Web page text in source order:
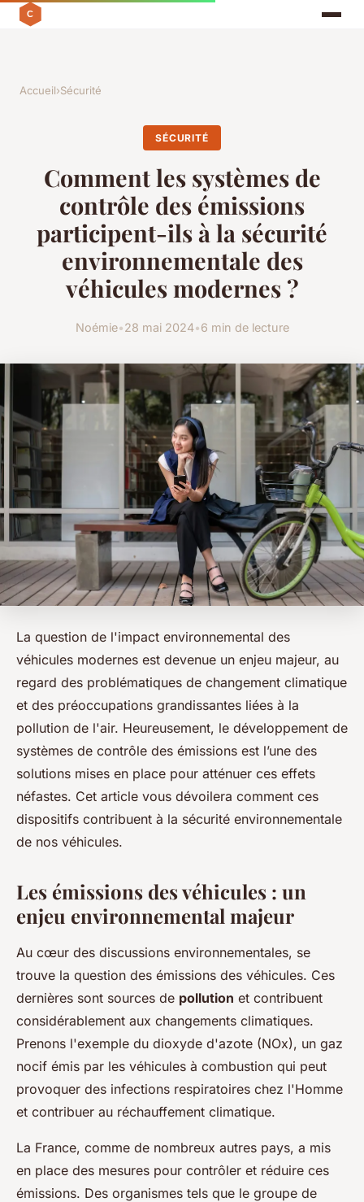
Accueil›Sécurité
SÉCURITÉ
Comment les systèmes de
contrôle des émissions
participent-ils à la sécurité
environnementale des
véhicules modernes ?
Noémie•28 mai 2024•6 min de lecture
La question de l'impact environnemental des
véhicules modernes est devenue un enjeu majeur, au
regard des problématiques de changement climatique
et des préoccupations grandissantes liées à la
pollution de l'air. Heureusement, le développement de
systèmes de contrôle des émissions est l’une des
solutions mises en place pour atténuer ces effets
néfastes. Cet article vous dévoilera comment ces
dispositifs contribuent à la sécurité environnementale
de nos véhicules.
Les émissions des véhicules : un
enjeu environnemental majeur
Au cœur des discussions environnementales, se
trouve la question des émissions des véhicules. Ces
dernières sont sources de pollution et contribuent
considérablement aux changements climatiques.
Prenons l'exemple du dioxyde d'azote (NOx), un gaz
nocif émis par les véhicules à combustion qui peut
provoquer des infections respiratoires chez l'Homme
et contribuer au réchauffement climatique.
La France, comme de nombreux autres pays, a mis
en place des mesures pour contrôler et réduire ces
émissions. Des organismes tels que le groupe de